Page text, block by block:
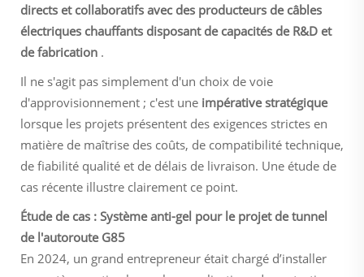
directs et collaboratifs avec des producteurs de câbles
électriques chauffants disposant de capacités de R&D et
de fabrication .
Il ne s'agit pas simplement d'un choix de voie
d'approvisionnement ; c'est une impérative stratégique
lorsque les projets présentent des exigences strictes en
matière de maîtrise des coûts, de compatibilité technique,
de fiabilité qualité et de délais de livraison. Une étude de
cas récente illustre clairement ce point.
Étude de cas : Système anti-gel pour le projet de tunnel
de l'autoroute G85
En 2024, un grand entrepreneur était chargé d’installer